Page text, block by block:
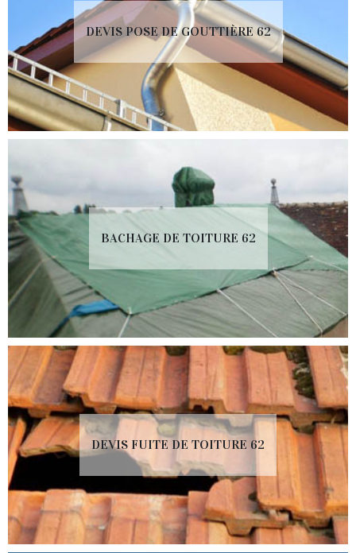
DEVIS POSE DE GOUTTIÈRE 62
BACHAGE DE TOITURE 62
DEVIS FUITE DE TOITURE 62